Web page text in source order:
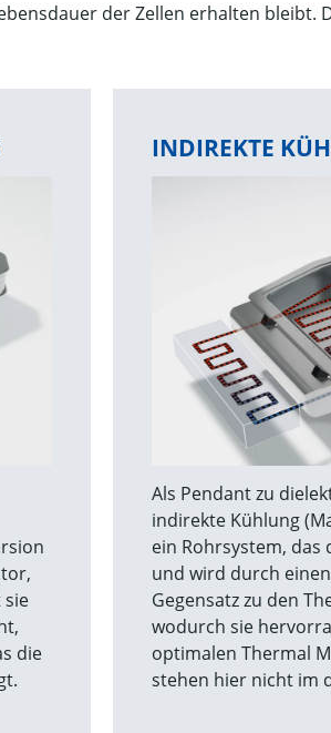
der Zellen erhalten bleibt.
die
INDIREKTE
Als Pendant zu
indirekte Kühlung
ein Rohrsystem,
und wird durch
Gegensatz zu den
wodurch sie
optimalen Thermal
stehen hier nicht im